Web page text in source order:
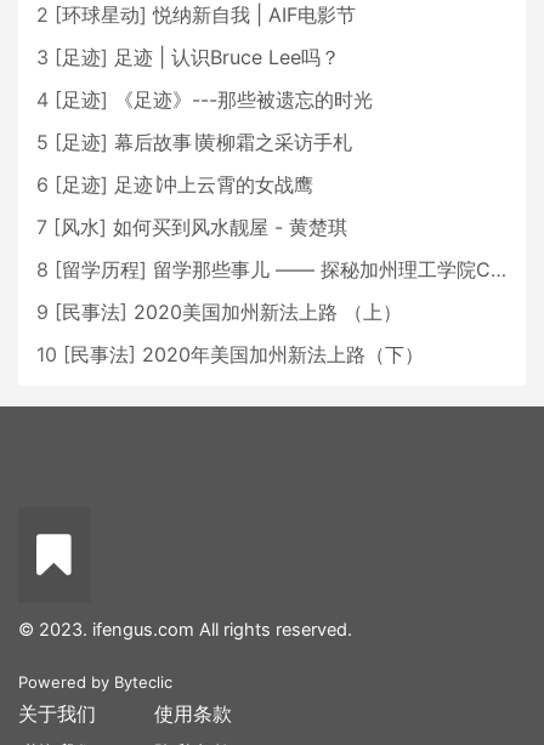
2 [环球星动] 悦纳新自我 | AIF电影节
3 [足迹] 足迹 | 认识Bruce Lee吗？
4 [足迹]
《足迹》---那些被遗忘的时光
5 [足迹] 幕后故事∣黄柳霜之采访手札
6 [足迹] 足迹∣冲上云霄的女战鹰
7 [风水] 如何买到风水靓屋 - 黄楚琪
8 [留学历程] 留学那些事儿 —— 探秘加州理工学院Caltech博士生活 [上集]
9 [民事法] 2020美国加州新法上路 （上）
10 [民事法] 2020年美国加州新法上路（下）
© 2023. ifengus.com All rights reserved.
Powered by Byteclic
关于我们
使用条款